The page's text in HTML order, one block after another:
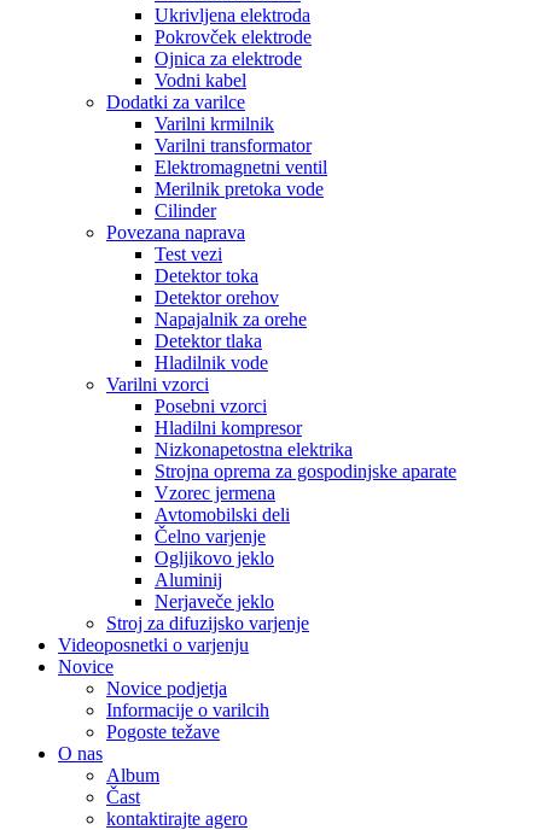
Ukrivljena elektroda
Pokrovček elektrode
Ojnica za elektrode
Vodni kabel
Dodatki za varilce
Varilni krmilnik
Varilni transformator
Elektromagnetni ventil
Merilnik pretoka vode
Cilinder
Povezana naprava
Test vezi
Detektor toka
Detektor orehov
Napajalnik za orehe
Detektor tlaka
Hladilnik vode
Varilni vzorci
Posebni vzorci
Hladilni kompresor
Nizkonapetostna elektrika
Strojna oprema za gospodinjske aparate
Vzorec jermena
Avtomobilski deli
Čelno varjenje
Ogljikovo jeklo
Aluminij
Nerjaveče jeklo
Stroj za difuzijsko varjenje
Videoposnetki o varjenju
Novice
Novice podjetja
Informacije o varilcih
Pogoste težave
O nas
Album
Čast
kontaktirajte agero